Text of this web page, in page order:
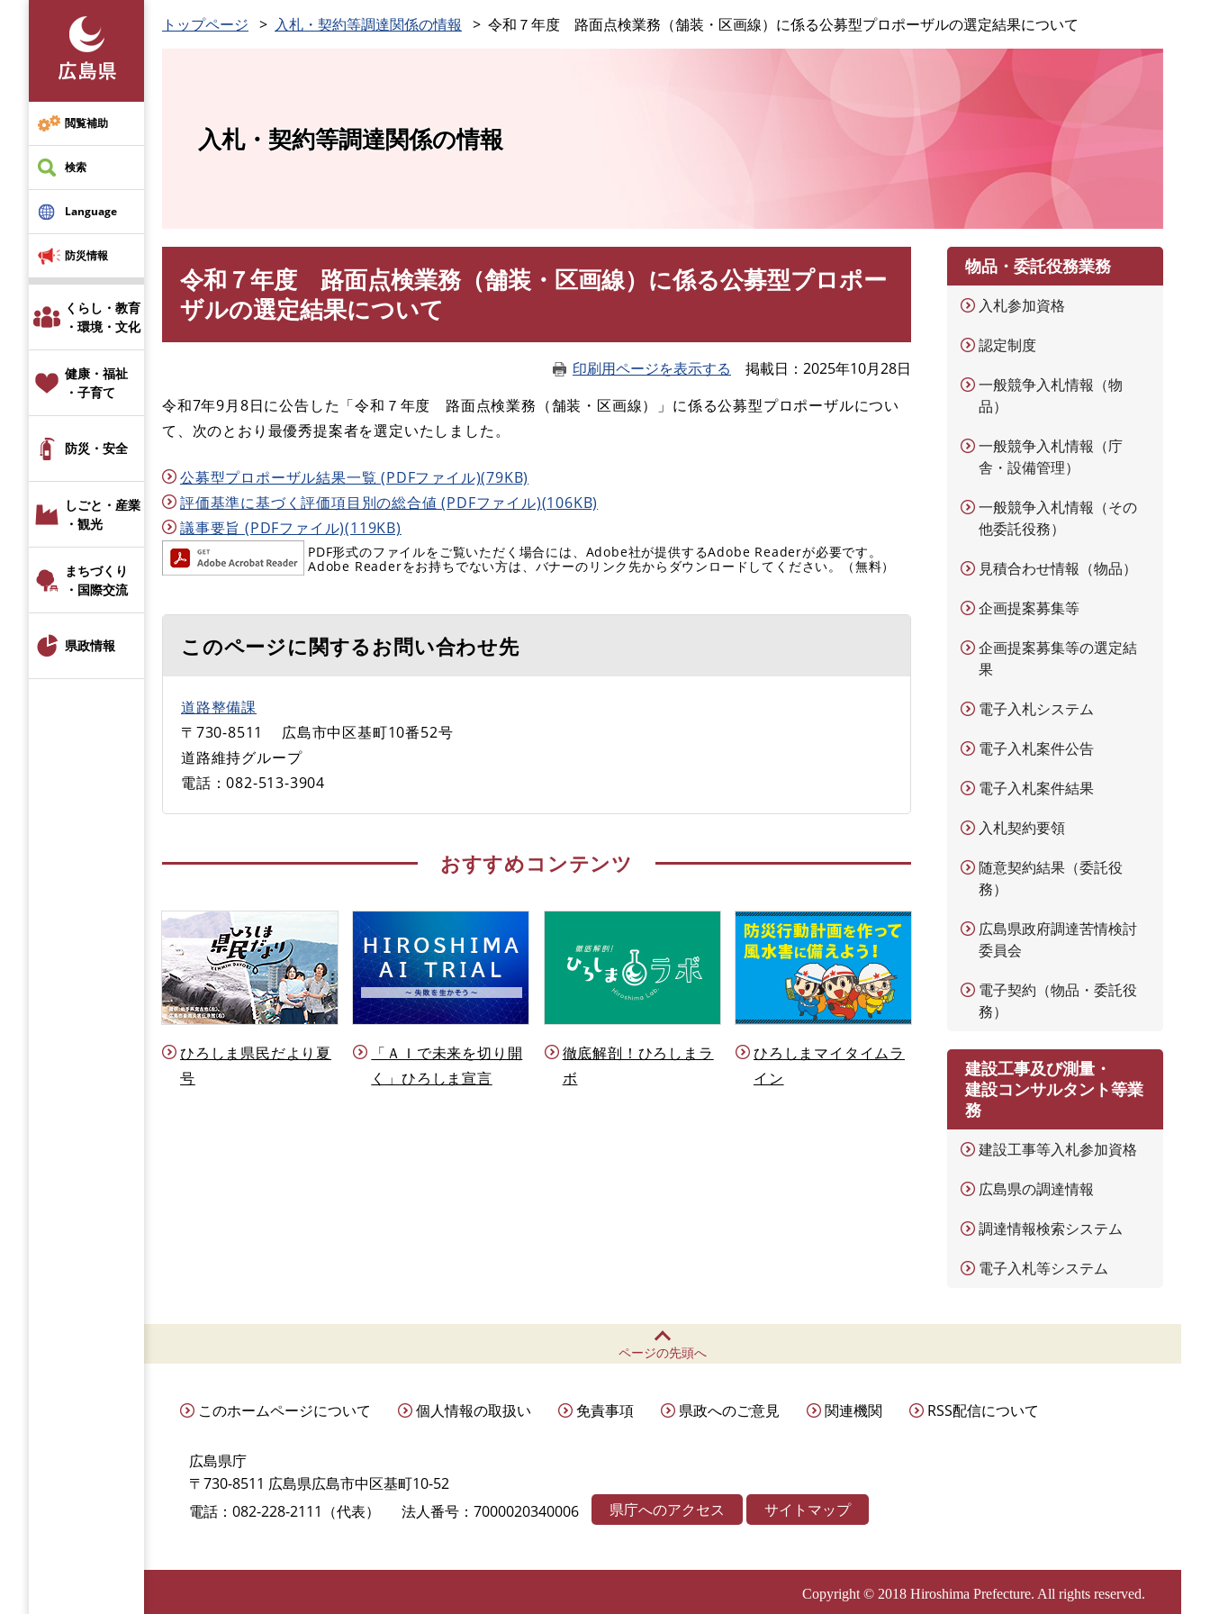
先
頭
で
す
閲覧補助
検索
Language
防災情報
くらし・教育
・環境・文化
健康・福祉
・子育て
防災・安全
しごと・産業
・観光
まちづくり
・国際交流
県政情報
トップページ 入札・契約等調達関係の情報 令和７年度 路面点検業務（舗装・区画線）に係る公募型プロポーザルの選定結果について
入札・契約等調達関係の情報
令和７年度 路面点検業務（舗装・区画線）に係る公募型プロポー
ザルの選定結果について
印刷用ページを表示する 掲載日
2025年10月28日
令和7年9月8日に公告した「令和７年度 路面点検業務（舗装・区画線）」に係る公募型プロポーザルについ
て、次のとおり最優秀提案者を選定いたしました。
公募型プロポーザル結果一覧 (PDFファイル)(79KB)
評価基準に基づく評価項目別の総合値 (PDFファイル)(106KB)
議事要旨 (PDFファイル)(119KB)
PDF形式のファイルをご覧いただく場合には、Adobe社が提供するAdobe Readerが必要です。
Adobe Readerをお持ちでない方は、バナーのリンク先からダウンロードしてください。（無料）
このページに関するお問い合わせ先
道路整備課
〒730-8511
広島市中区基町10番52号
道路維持グループ
電話：082-513-3904
おすすめコンテンツ
ひろしま県民だより夏
号
「ＡＩで未来を切り開
く」ひろしま宣言
徹底解剖！ひろしまラ
ボ
ひろしまマイタイムラ
イン
物品・委託役務業務
入札参加資格
認定制度
一般競争入札情報（物
品）
一般競争入札情報（庁
舎・設備管理）
一般競争入札情報（その
他委託役務）
見積合わせ情報（物品）
企画提案募集等
企画提案募集等の選定結
果
電子入札システム
電子入札案件公告
電子入札案件結果
入札契約要領
随意契約結果（委託役
務）
広島県政府調達苦情検討
委員会
電子契約（物品・委託役
務）
建設工事及び測量・
建設コンサルタント等業
務
建設工事等入札参加資格
広島県の調達情報
調達情報検索システム
電子入札等システム
ページの先頭へ
このホームページについて 個人情報の取扱い 免責事項 県政へのご意見 関連機関 RSS配信について
広島県庁
〒730-8511 広島県広島市中区基町10-52
電話：082-228-2111（代表）
法人番号：7000020340006 県庁へのアクセス サイトマップ
Copyright © 2018 Hiroshima Prefecture. All rights reserved.